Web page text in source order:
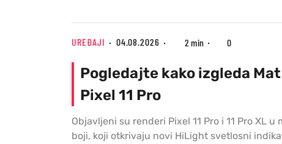
UREĐAJI 04.08.2026 2 min 0
Pogledajte kako izgleda
Pixel 11 Pro
Objavljeni su renderi Pixel 11 Pro i 11 Pro XL u
boji, koji otkrivaju novi HiLight svetlosni